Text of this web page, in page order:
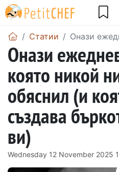
Статии Онази
Онази
която никой
обяснил (и
създава
ви)
Wednesday 12 November 2025